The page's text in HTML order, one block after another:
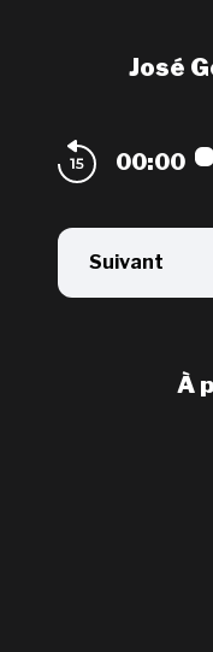
José
00:00
Suivant
À